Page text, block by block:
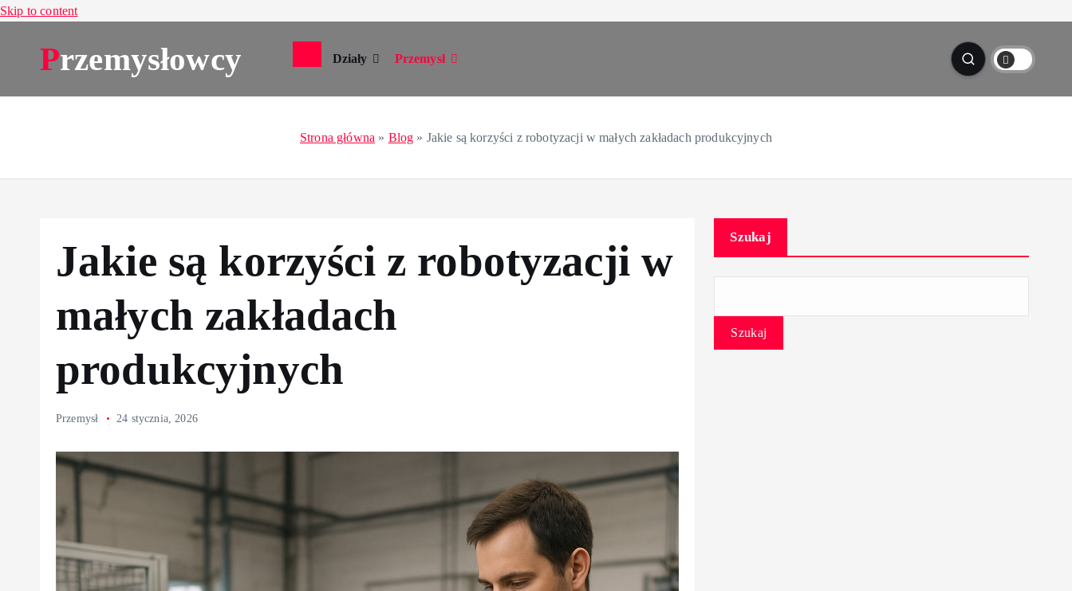
Skip to content
Przemysłowcy Działy Przemysł
Strona główna » Blog » Jakie są korzyści z robotyzacji w małych zakładach produkcyjnych
Jakie są korzyści z robotyzacji w
małych zakładach
produkcyjnych
Przemysł 24 stycznia, 2026
Szukaj
Szukaj